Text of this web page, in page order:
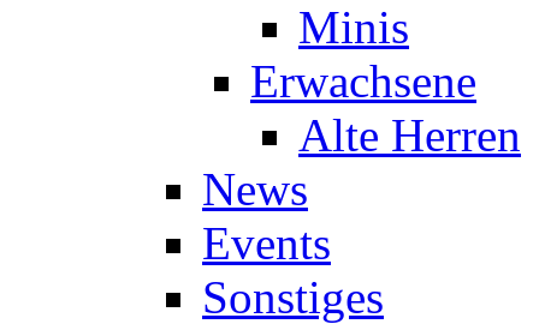
Minis
Erwachsene
Alte Herren
News
Events
Sonstiges